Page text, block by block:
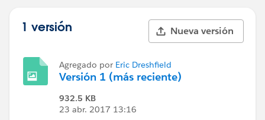
1 versión Nueva versión
Agregado por Eric Dreshfield
Versión 1 (más reciente)
932.5 KB
23 abr. 2017 13:16